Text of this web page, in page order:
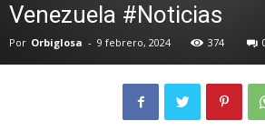
Venezuela #Noticias
Por Orbiglosa - 9 febrero, 2024 374